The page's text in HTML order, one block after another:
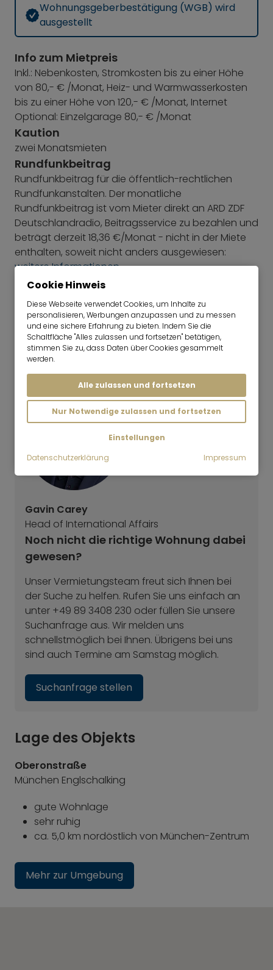
Wohnungsgeberbestätigung (WGB) wird
ausgestellt
Info zum Mietpreis
Inkl.: Nebenkosten, Stromkosten bis zu einer Höhe
von 80,- € /Monat, Heiz- und Warmwasserkosten
bis zu einer Höhe von 120,- € /Monat, Internet
Optional: Einzelgarage 80,- € /Monat
Kaution
zwei Monatsmieten
Rundfunkbeitrag
Rundfunkbeitrag für die öffentlich-rechtlichen
Rundfunkanstalten. Der monatliche
Rundfunkbeitrag ist vom Mieter direkt an ARD ZDF
Deutschlandradio, Beitragsservice zu bezahlen und
beträgt derzeit 18,36 €/Monat - nicht in der Miete
enthalten, soweit nicht anders ausgewiesen:
weitere Informationen
Energieausweis
Baujahr laut Energieausweis: 2009
Energieausweistyp: Verbrauchsausweis
Wesentliche Energieträger: Gas
Energieeffizienzklasse: C
Energieverbrauchskennwert: 88,30 kWh/(m²*a)
Gavin Carey
Head of International Affairs
Noch nicht die richtige Wohnung dabei
gewesen?
Unser Vermietungsteam freut sich Ihnen bei
der Suche zu helfen. Rufen Sie uns einfach an
unter +49 89 3408 230 oder füllen Sie unsere
Suchanfrage aus. Wir melden uns
schnellstmöglich bei Ihnen. Übrigens bei uns
sind auch Termine am Samstag möglich.
Suchanfrage stellen
Lage des Objekts
Oberonstraße
München Englschalking
gute Wohnlage
sehr ruhig
ca. 5,0 km nordöstlich von München-Zentrum
Mehr zur Umgebung
Cookie Hinweis
Diese Webseite verwendet Cookies, um Inhalte zu
personalisieren, Werbungen anzupassen und zu messen
und eine sichere Erfahrung zu bieten. Indem Sie die
Schaltfläche "Alles zulassen und fortsetzen" betätigen,
stimmen Sie zu, dass Daten über Cookies gesammelt
werden.
Alle zulassen und fortsetzen
Nur Notwendige zulassen und fortsetzen
Einstellungen
Datenschutzerklärung
Impressum